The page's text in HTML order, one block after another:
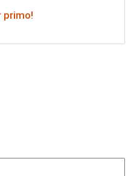
primo!